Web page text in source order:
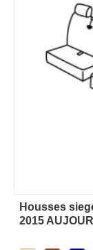
Housses
2015